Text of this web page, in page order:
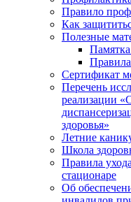
Правило
Как
Полезные
Сертификат
Перечень
реализации
здоровья»
Летние
Школа
Правила
стационаре
Об